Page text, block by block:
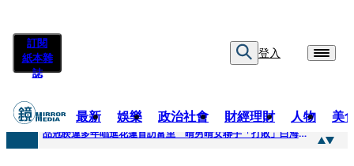
訂閱
紙本雜
誌
登入
最新 娛樂 政治社會 財經理財 人物 美
快訊
品冠睽違多年唱進花蓮首訪富里 晴男晴女聯手「打敗」白海豚颱風